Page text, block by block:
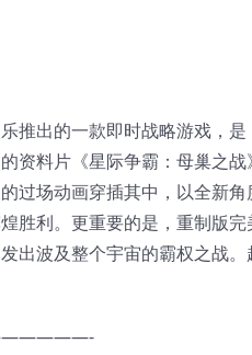
推出的一款即时战略游戏，
资料片《星际争霸：母巢之
过场动画穿插其中，以全新
胜利。更重要的是，重制版
出波及整个宇宙的霸权之战